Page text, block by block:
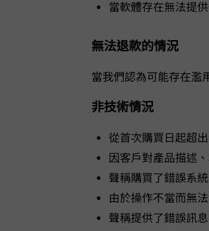
當軟體存在無法提
無法退款的情況
當我們認為可能存在濫
非技術情況
從首次購買日起超出
因客戶對產品描述
聲稱購買了錯誤系
由於操作不當而無
聲稱提供了錯誤訊